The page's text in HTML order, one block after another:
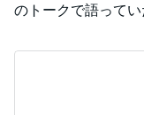
のトークで語ってい